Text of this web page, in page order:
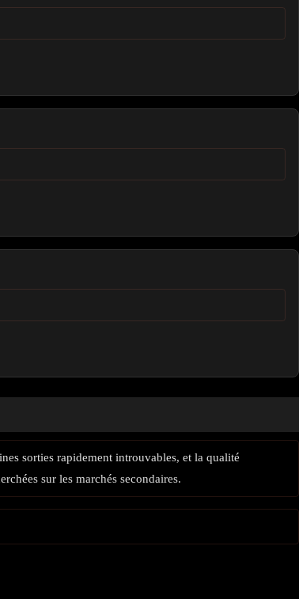
sorties rapidement introuvables, et la qualité
sur les marchés secondaires.